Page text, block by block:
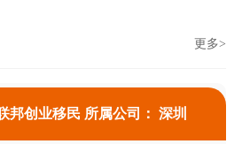
更多>
邦创业移民 所属公司： 深圳